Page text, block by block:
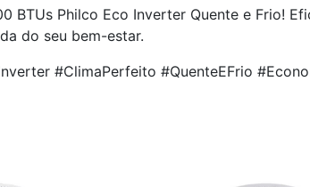
Philco Eco Inverter Quente e Frio!
do seu bem-estar.
#ClimaPerfeito #QuenteEFrio